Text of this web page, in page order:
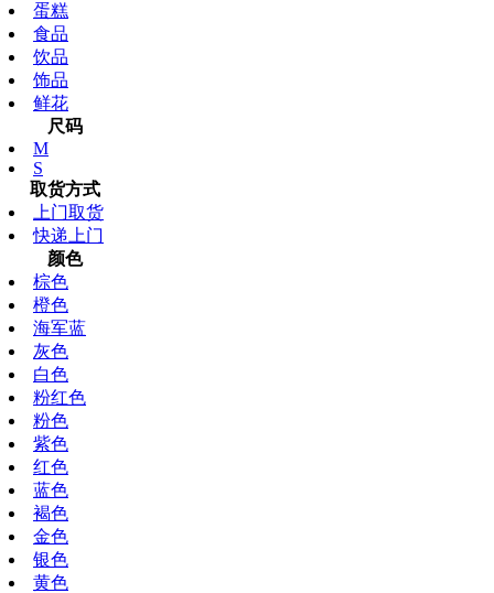
蛋糕
食品
饮品
饰品
鲜花
尺码
M
S
取货方式
上门取货
快递上门
颜色
棕色
橙色
海军蓝
灰色
白色
粉红色
粉色
紫色
红色
蓝色
褐色
金色
银色
黄色